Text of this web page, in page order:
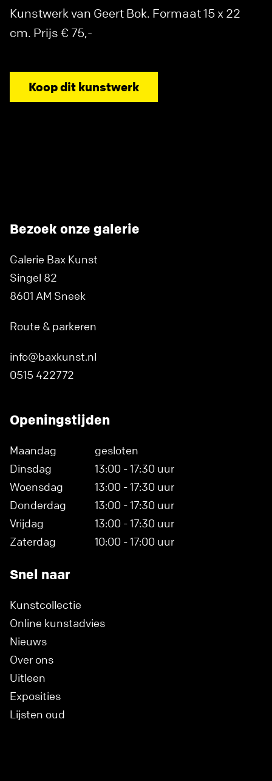
Kunstwerk van Geert Bok. Formaat 15 x 22
cm. Prijs € 75,-
Koop dit kunstwerk
Bezoek onze galerie
Galerie Bax Kunst
Singel 82
8601 AM Sneek
Route & parkeren
info@baxkunst.nl
0515 422772
Openingstijden
Maandag
gesloten
Dinsdag
13:00 - 17:30 uur
Woensdag
13:00 - 17:30 uur
Donderdag
13:00 - 17:30 uur
Vrijdag
13:00 - 17:30 uur
Zaterdag
10:00 - 17:00 uur
Snel naar
Kunstcollectie
Online kunstadvies
Nieuws
Over ons
Uitleen
Exposities
Lijsten oud